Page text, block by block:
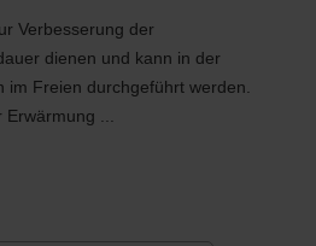
Verbesserung der
dienen und kann in der
im Freien durchgeführt werden.
...